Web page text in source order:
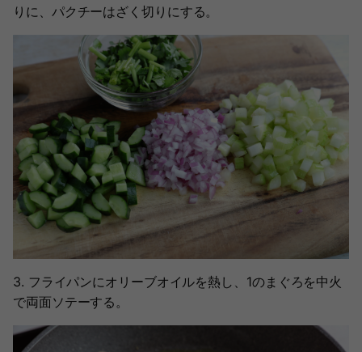
りに、パクチーはざく切りにする。
3. フライパンにオリーブオイルを熱し、1のまぐろを中火
で両面ソテーする。